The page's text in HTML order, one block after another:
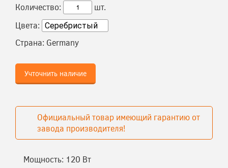
Количество:
шт.
Цвета:
Страна: Germany
Учточнить наличие
Официальный товар имеющий гарантию от
завода производителя!
Мощность: 120 Вт